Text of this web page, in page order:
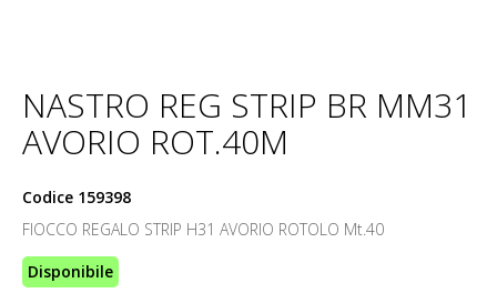
NASTRO REG STRIP BR MM31
AVORIO ROT.40M
Codice 159398
FIOCCO REGALO STRIP H31 AVORIO ROTOLO Mt.40
Disponibile